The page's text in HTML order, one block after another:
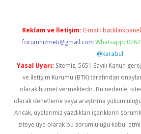
Reklam ve İletişim: E-mail:
forumhizmeti@gmail.com Whatsapp:
@karabul
Yasal Uyarı: Sitemiz, 5651 Sayılı Kanun
ve İletişim Kurumu (BTK) tarafından
olarak hizmet vermektedir. Bu nedenle,
olarak denetleme veya araştırma
Ancak, üyelerimiz yazdıkları içeriklerin
siteye üye olarak bu sorumluluğu kabul